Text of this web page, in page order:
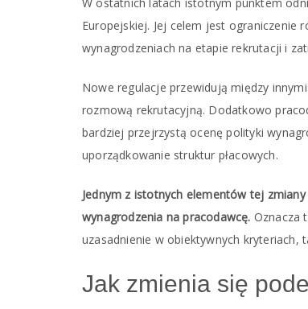
Europejskiej. Jej celem jest ograniczenie
wynagrodzeniach na etapie rekrutacji i
Nowe regulacje przewidują między
rozmową rekrutacyjną. Dodatkowo
bardziej przejrzystą ocenę polityki
uporządkowanie struktur płacowych.
Jednym z istotnych elementów tej
wynagrodzenia na pracodawcę. Oznacza
uzasadnienie w obiektywnych kryteriach,
Jak zmienia się